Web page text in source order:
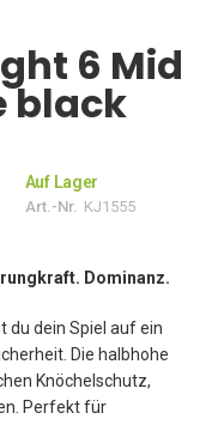
6 Mid
black
Auf Lager
Art.-Nr. KJ1555
Dominanz.
du dein Spiel auf ein
Die halbhohe
Knöchelschutz,
Perfekt für